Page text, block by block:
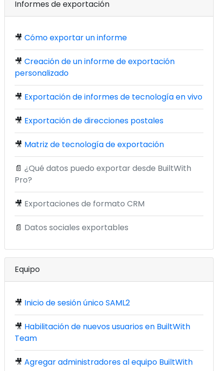
Informes de exportación
🎥 Cómo exportar un informe
🎥 Creación de un informe de exportación
personalizado
🎥 Exportación de informes de tecnología en vivo
🎥 Exportación de direcciones postales
🎥 Matriz de tecnología de exportación
📄 ¿Qué datos puedo exportar desde BuiltWith
Pro?
🎥 Exportaciones de formato CRM
📄 Datos sociales exportables
Equipo
🎥 Inicio de sesión único SAML2
🎥 Habilitación de nuevos usuarios en BuiltWith
Team
🎥 Agregar administradores al equipo BuiltWith